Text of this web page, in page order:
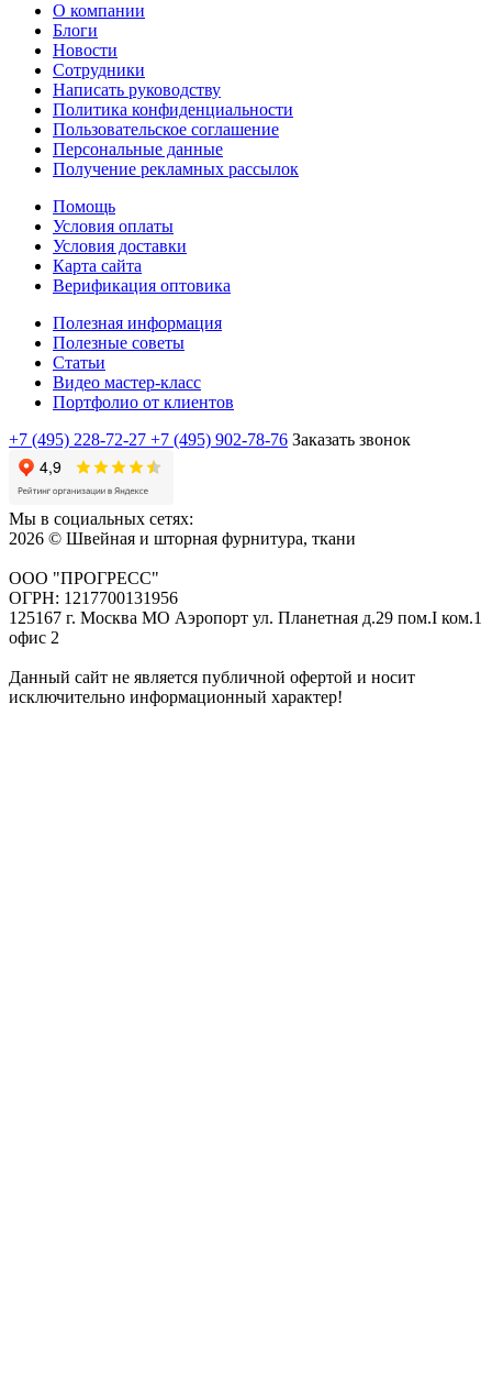
О компании
Блоги
Новости
Сотрудники
Написать руководству
Политика конфиденциальности
Пользовательское соглашение
Персональные данные
Получение рекламных рассылок
Помощь
Условия оплаты
Условия доставки
Карта сайта
Верификация оптовика
Полезная информация
Полезные советы
Статьи
Видео мастер-класс
Портфолио от клиентов
+7 (495) 228-72-27 +7 (495) 902-78-76 Заказать звонок
Мы в социальных сетях:
2026 © Швейная и шторная фурнитура, ткани
ООО "ПРОГРЕСС"
ОГРН: 1217700131956
125167 г. Москва МО Аэропорт ул. Планетная д.29 пом.I ком.1
офис 2
Данный сайт не является публичной офертой и носит
исключительно информационный характер!